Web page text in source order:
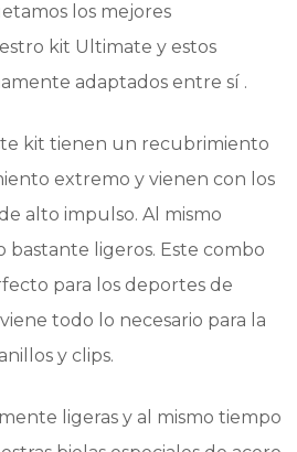
los mejores
kit Ultimate y estos
adaptados entre sí .
kit tienen un recubrimiento
extremo y vienen con los
alto impulso. Al mismo
bastante ligeros. Este combo
para los deportes de
todo lo necesario para la
y clips.
ligeras y al mismo tiempo